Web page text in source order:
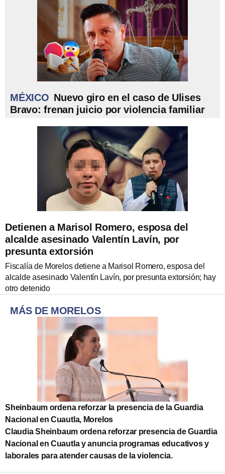
MÉXICO Nuevo giro en el caso de Ulises
Bravo: frenan juicio por violencia familiar
Detienen a Marisol Romero, esposa del
alcalde asesinado Valentín Lavín, por
presunta extorsión
Fiscalía de Morelos detiene a Marisol Romero, esposa del
alcalde asesinado Valentín Lavín, por presunta extorsión; hay
otro detenido
MÁS DE MORELOS
Sheinbaum ordena reforzar la presencia de la Guardia
Nacional en Cuautla, Morelos
Claudia Sheinbaum ordena reforzar presencia de Guardia
Nacional en Cuautla y anuncia programas educativos y
laborales para atender causas de la violencia.